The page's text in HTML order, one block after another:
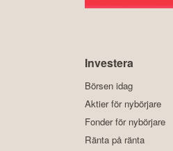
Investera
Börsen idag
Aktier för nybörjare
Fonder för nybörjare
Ränta på ränta